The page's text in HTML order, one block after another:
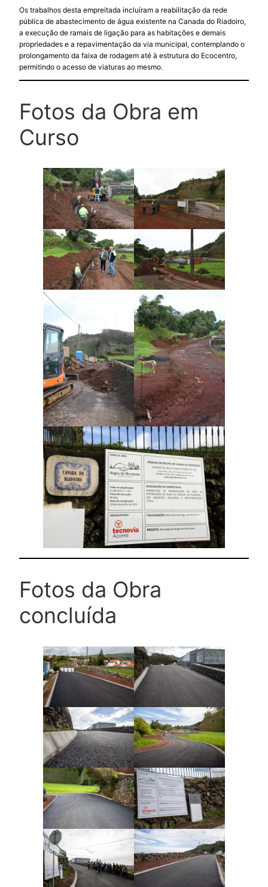
Os trabalhos desta empreitada incluíram a reabilitação da rede
pública de abastecimento de água existente na Canada do Riadoiro,
a execução de ramais de ligação para as habitações e demais
propriedades e a repavimentação da via municipal, contemplando o
prolongamento da faixa de rodagem até à estrutura do Ecocentro,
permitindo o acesso de viaturas ao mesmo.
Fotos da Obra em
Curso
Fotos da Obra
concluída